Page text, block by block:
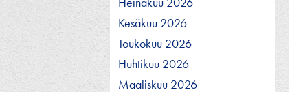
Kesäkuu 2026
Toukokuu 2026
Huhtikuu 2026
Maaliskuu 2026